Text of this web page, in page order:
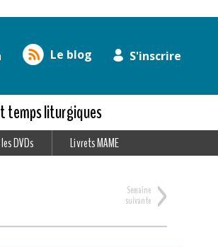
Le blog S'inscrire
temps liturgiques
DVDs Livrets MAME
>
Semaine
suivante